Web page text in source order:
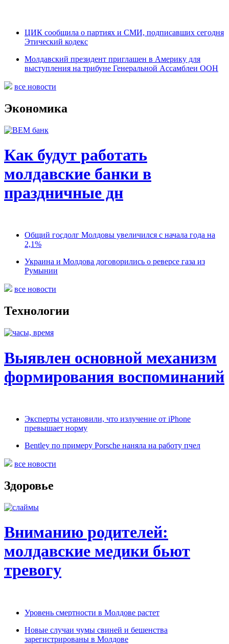
ЦИК сообщила о партиях и СМИ, подписавших сегодня
Этический кодекс
Молдавский президент приглашен в Америку для
выступления на трибуне Генеральной Ассамблеи ООН
все новости
Экономика
Как будут работать
молдавские банки в
праздничные дн
Общий госдолг Молдовы увеличился с начала года на
2,1%
Украина и Молдова договорились о реверсе газа из
Румынии
все новости
Технологии
Выявлен основной механизм
формирования воспоминаний
Эксперты установили, что излучение от iPhone
превышает норму
Bentley по примеру Porsche наняла на работу пчел
все новости
Здоровье
Вниманию родителей:
молдавские медики бьют
тревогу
Уровень смертности в Молдове растет
Новые случаи чумы свиней и бешенства
зарегистрированы в Молдове